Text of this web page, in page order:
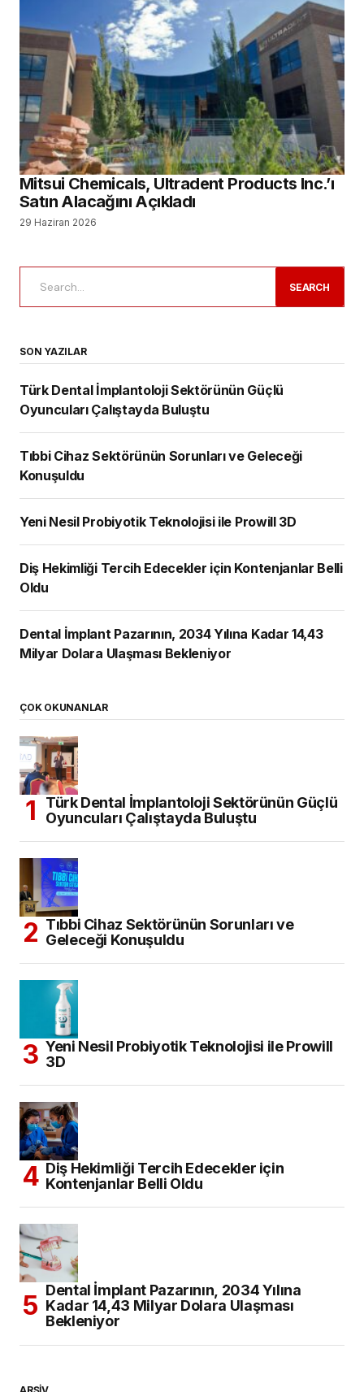
Mitsui Chemicals, Ultradent Products Inc.’ı
Satın Alacağını Açıkladı
29 Haziran 2026
SEARCH
SON YAZILAR
Türk Dental İmplantoloji Sektörünün Güçlü
Oyuncuları Çalıştayda Buluştu
Tıbbi Cihaz Sektörünün Sorunları ve Geleceği
Konuşuldu
Yeni Nesil Probiyotik Teknolojisi ile Prowill 3D
Diş Hekimliği Tercih Edecekler için Kontenjanlar Belli
Oldu
Dental İmplant Pazarının, 2034 Yılına Kadar 14,43
Milyar Dolara Ulaşması Bekleniyor
ÇOK OKUNANLAR
Türk Dental İmplantoloji Sektörünün Güçlü
Oyuncuları Çalıştayda Buluştu
Tıbbi Cihaz Sektörünün Sorunları ve
Geleceği Konuşuldu
Yeni Nesil Probiyotik Teknolojisi ile Prowill
3D
Diş Hekimliği Tercih Edecekler için
Kontenjanlar Belli Oldu
Dental İmplant Pazarının, 2034 Yılına
Kadar 14,43 Milyar Dolara Ulaşması
Bekleniyor